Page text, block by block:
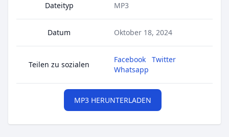
Dateityp MP3
Datum Oktober 18, 2024
Teilen zu sozialen
Facebook
Twitter
Whatsapp
MP3 HERUNTERLADEN